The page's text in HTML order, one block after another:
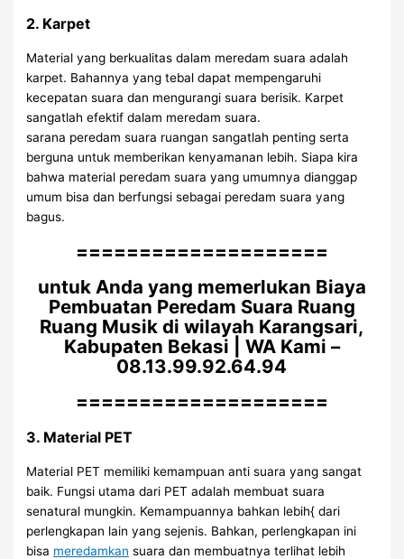
2. Karpet
Material yang berkualitas dalam meredam suara adalah
karpet. Bahannya yang tebal dapat mempengaruhi
kecepatan suara dan mengurangi suara berisik. Karpet
sangatlah efektif dalam meredam suara.
sarana peredam suara ruangan sangatlah penting serta
berguna untuk memberikan kenyamanan lebih. Siapa kira
bahwa material peredam suara yang umumnya dianggap
umum bisa dan berfungsi sebagai peredam suara yang
bagus.
====================
untuk Anda yang memerlukan Biaya
Pembuatan Peredam Suara Ruang
Ruang Musik di wilayah Karangsari,
Kabupaten Bekasi | WA Kami –
08.13.99.92.64.94
====================
3. Material PET
Material PET memiliki kemampuan anti suara yang sangat
baik. Fungsi utama dari PET adalah membuat suara
senatural mungkin. Kemampuannya bahkan lebih{ dari
perlengkapan lain yang sejenis. Bahkan, perlengkapan ini
bisa meredamkan suara dan membuatnya terlihat lebih